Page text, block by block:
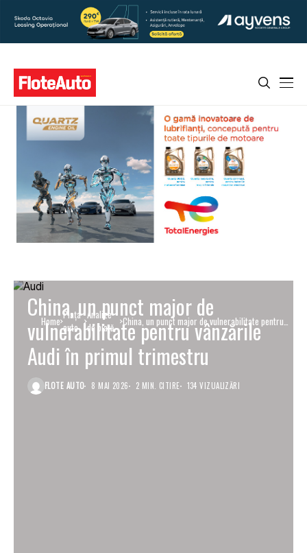
Home Piaţa
auto
Analize
de piață
China, un punct major de vulnerabilitate pentru
vânzările Audi în primul trimestru
China, un punct major de
vulnerabilitate pentru vânzările
Audi în primul trimestru
FLOTE AUTO 8 MAI 2026 2 MIN. CITIRE 134 VIZUALIZĂRI